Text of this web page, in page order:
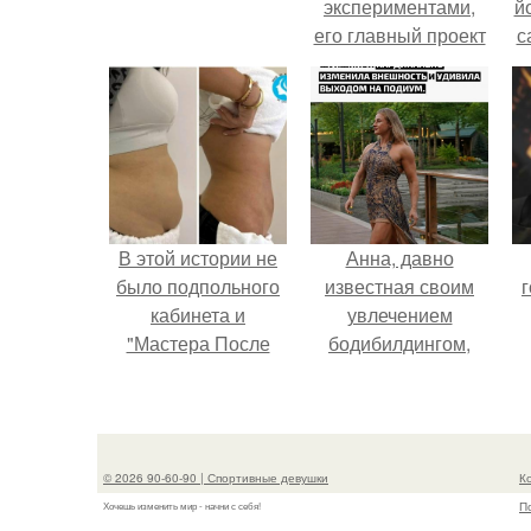
экспериментами,
его главный проект
сделал серьёзный
шаг вперёд.
В этой истории не
было подпольного
кабинета и
"Мастера После
Анна, давно
известная своим
увлечением
бодибилдингом,
в роли модели.
© 2026 90-60-90 | Спортивные девушки
Хочешь изменить мир - начни с себя!